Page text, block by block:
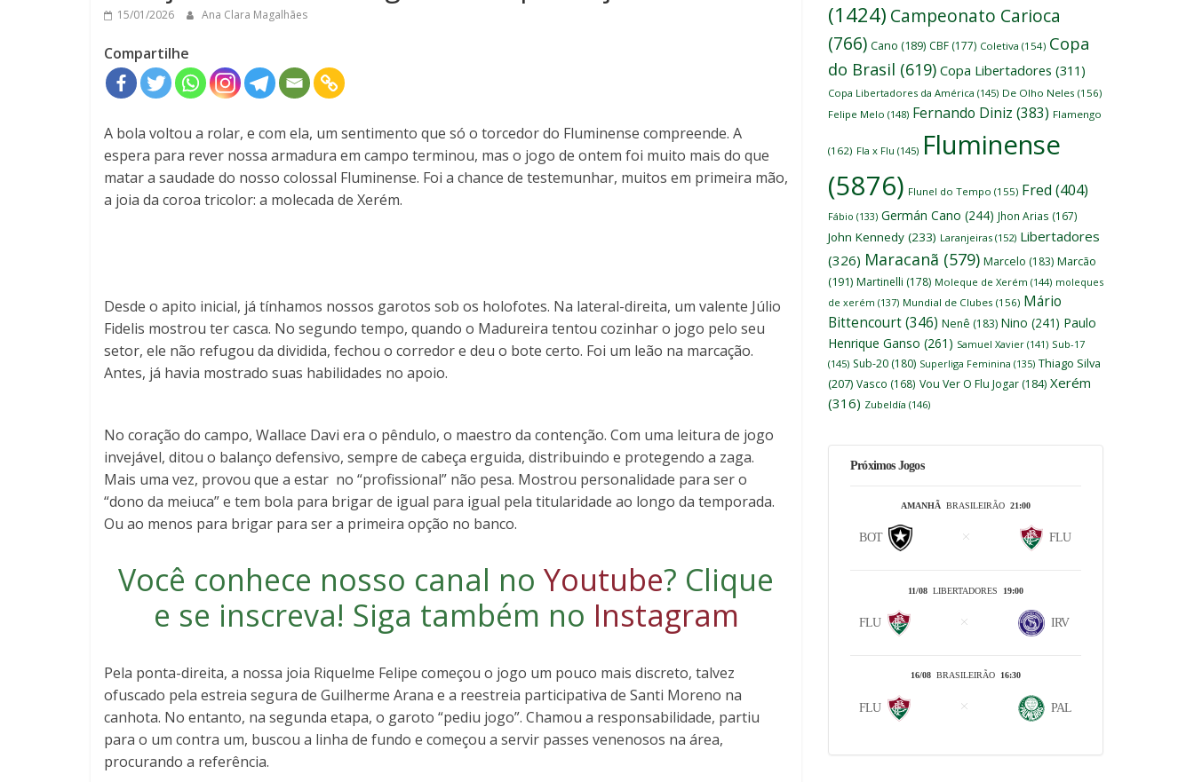
15/01/2026 Ana Clara Magalhães
Compartilhe
A bola voltou a rolar, e com ela, um sentimento que só o torcedor do Fluminense compreende. A
espera para rever nossa armadura em campo terminou, mas o jogo de ontem foi muito mais do que
matar a saudade do nosso colossal Fluminense. Foi a chance de testemunhar, muitos em primeira mão,
a joia da coroa tricolor: a molecada de Xerém.
Desde o apito inicial, já tínhamos nossos garotos sob os holofotes. Na lateral-direita, um valente Júlio
Fidelis mostrou ter casca. No segundo tempo, quando o Madureira tentou cozinhar o jogo pelo seu
setor, ele não refugou da dividida, fechou o corredor e deu o bote certo. Foi um leão na marcação.
Antes, já havia mostrado suas habilidades no apoio.
No coração do campo, Wallace Davi era o pêndulo, o maestro da contenção. Com uma leitura de jogo
invejável, ditou o balanço defensivo, sempre de cabeça erguida, distribuindo e protegendo a zaga.
Mais uma vez, provou que a estar no “profissional” não pesa. Mostrou personalidade para ser o
“dono da meiuca” e tem bola para brigar de igual para igual pela titularidade ao longo da temporada.
Ou ao menos para brigar para ser a primeira opção no banco.
Você conhece nosso canal no Youtube? Clique
e se inscreva! Siga também no Instagram
Pela ponta-direita, a nossa joia Riquelme Felipe começou o jogo um pouco mais discreto, talvez
ofuscado pela estreia segura de Guilherme Arana e a reestreia participativa de Santi Moreno na
canhota. No entanto, na segunda etapa, o garoto “pediu jogo”. Chamou a responsabilidade, partiu
para o um contra um, buscou a linha de fundo e começou a servir passes venenosos na área,
procurando a referência.
(1424) Campeonato Carioca
(766) Cano (189) CBF (177) Coletiva (154) Copa
do Brasil (619) Copa Libertadores (311)
Copa Libertadores da América (145) De Olho Neles (156)
Felipe Melo (148) Fernando Diniz (383) Flamengo
(162) Fla x Flu (145) Fluminense
(5876) Flunel do Tempo (155) Fred (404)
Fábio (133) Germán Cano (244) Jhon Arias (167)
John Kennedy (233) Laranjeiras (152) Libertadores
(326) Maracanã (579) Marcelo (183) Marcão
(191) Martinelli (178) Moleque de Xerém (144) moleques
de xerém (137) Mundial de Clubes (156) Mário
Bittencourt(346) Nenê (183) Nino (241) Paulo
Henrique Ganso (261) Samuel Xavier (141) Sub-17
(145) Sub-20 (180) Superliga Feminina (135) Thiago Silva
(207) Vasco (168) Vou Ver O Flu Jogar (184) Xerém
(316) Zubeldía (146)
Próximos Jogos
AMANHÃ BRASILEIRÃO 21:00
BOT FLU
11/08 LIBERTADORES 19:00
FLU IRV
16/08 BRASILEIRÃO 16:30
FLU PAL